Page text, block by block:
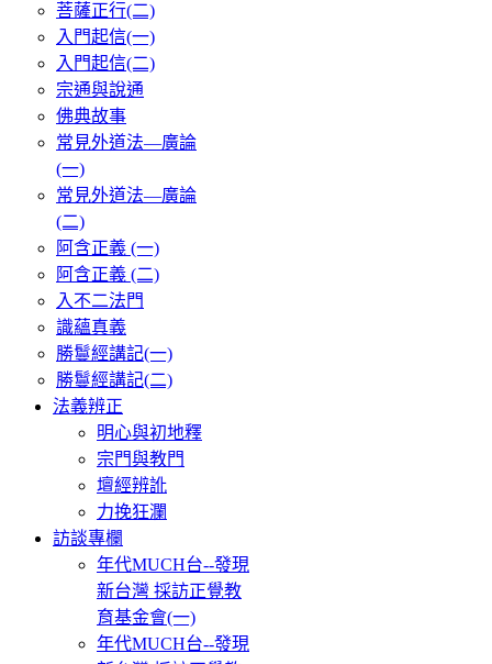
菩薩正行(二)
入門起信(一)
入門起信(二)
宗通與說通
佛典故事
常見外道法—廣論
(一)
常見外道法—廣論
(二)
阿含正義 (一)
阿含正義 (二)
入不二法門
識蘊真義
勝鬘經講記(一)
勝鬘經講記(二)
法義辨正
明心與初地釋
宗門與教門
壇經辨訛
力挽狂瀾
訪談專欄
年代MUCH台--發現
新台灣 採訪正覺教
育基金會(一)
年代MUCH台--發現